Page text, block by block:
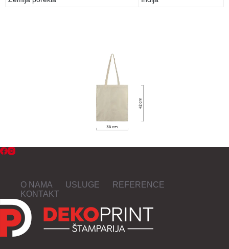
O NAMA USLUGE
REFERENCE
KONTAKT